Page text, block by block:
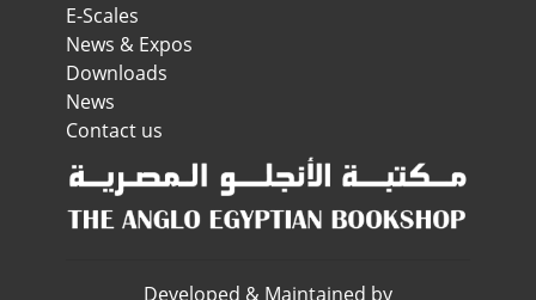
E-Scales
News & Expos
Downloads
News
Contact us
Developed & Maintained by